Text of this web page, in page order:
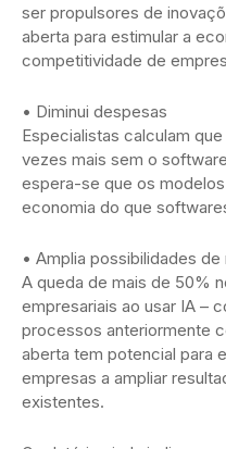
ser propulsores de
aberta para estimular a
competitividade de
• Diminui despesas
Especialistas calculam
vezes mais sem o
espera-se que os
economia do que
• Amplia possibilidades de
A queda de mais de 50%
empresariais ao usar IA –
processos anteriormente
aberta tem potencial para
empresas a ampliar
existentes.